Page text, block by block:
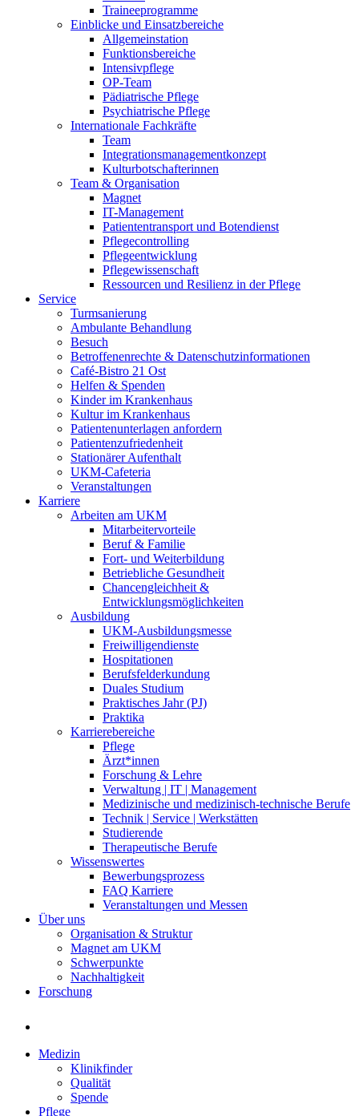
Traineeprogramme
Einblicke und Einsatzbereiche
Allgemeinstation
Funktionsbereiche
Intensivpflege
OP-Team
Pädiatrische Pflege
Psychiatrische Pflege
Internationale Fachkräfte
Team
Integrationsmanagementkonzept
Kulturbotschafterinnen
Team & Organisation
Magnet
IT-Management
Patiententransport und Botendienst
Pflegecontrolling
Pflegeentwicklung
Pflegewissenschaft
Ressourcen und Resilienz in der Pflege
Service
Turmsanierung
Ambulante Behandlung
Besuch
Betroffenenrechte & Datenschutzinformationen
Café-Bistro 21 Ost
Helfen & Spenden
Kinder im Krankenhaus
Kultur im Krankenhaus
Patientenunterlagen anfordern
Patientenzufriedenheit
Stationärer Aufenthalt
UKM-Cafeteria
Veranstaltungen
Karriere
Arbeiten am UKM
Mitarbeitervorteile
Beruf & Familie
Fort- und Weiterbildung
Betriebliche Gesundheit
Chancengleichheit &
Entwicklungsmöglichkeiten
Ausbildung
UKM-Ausbildungsmesse
Freiwilligendienste
Hospitationen
Berufsfelderkundung
Duales Studium
Praktisches Jahr (PJ)
Praktika
Karrierebereiche
Pflege
Ärzt*innen
Forschung & Lehre
Verwaltung | IT | Management
Medizinische und medizinisch-technische Berufe
Technik | Service | Werkstätten
Studierende
Therapeutische Berufe
Wissenswertes
Bewerbungsprozess
FAQ Karriere
Veranstaltungen und Messen
Über uns
Organisation & Struktur
Magnet am UKM
Schwerpunkte
Nachhaltigkeit
Forschung
Medizin
Klinikfinder
Qualität
Spende
Pflege